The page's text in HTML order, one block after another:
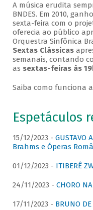
A música erudita
BNDES. Em 2010,
sexta-feira com o
oferecia ao público
Orquestra Sinfônica
Sextas Clássicas
semanais, contando
as sextas-feiras às
Saiba como funciona a
Espetáculos
15/12/2023 - GUSTAVO
Brahms e Óperas
01/12/2023 - ITIBERÊ
24/11/2023 - CHORO
17/11/2023 - BRUNO